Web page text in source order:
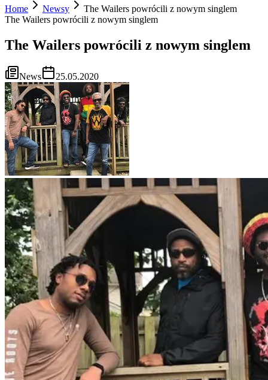
Home Newsy
The Wailers powrócili z nowym singlem
The Wailers powrócili z nowym singlem
The Wailers powrócili z nowym singlem
News 25.05.2020